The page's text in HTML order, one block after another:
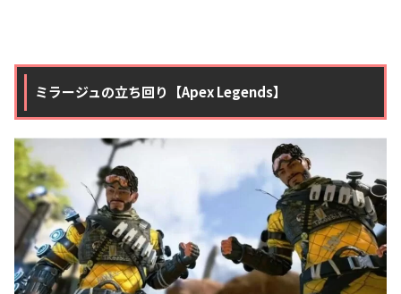
ミラージュの立ち回り【Apex Legends】